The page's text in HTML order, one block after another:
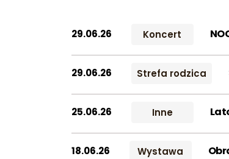
29.06.26 Koncert
29.06.26 Strefa rodzica
25.06.26 Inne
18.06.26 Wystawa